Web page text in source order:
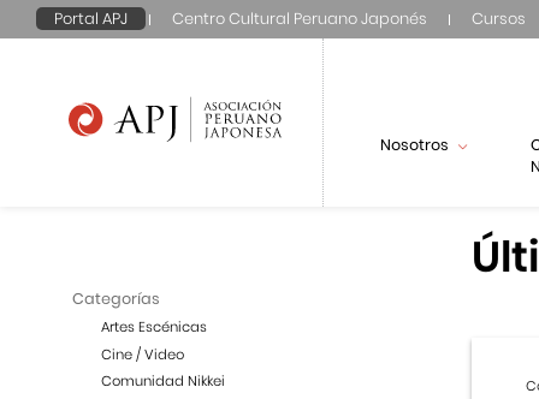
Portal APJ Centro Cultural Peruano Japonés Cursos
Nosotros
Categorías
Artes Escénicas
Cine / Video
Comunidad Nikkei